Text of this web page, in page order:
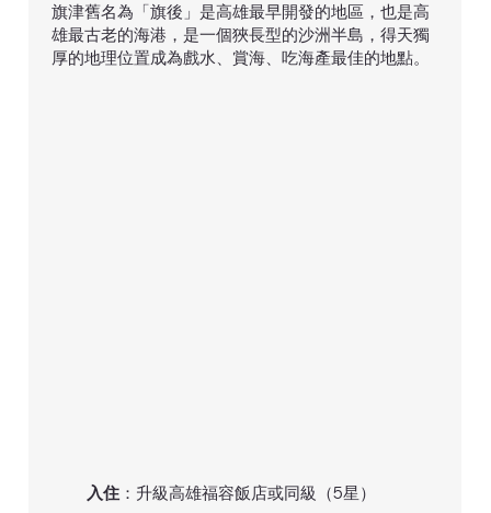
入住：升級高雄福容飯店或同級（5星）
旗津舊名為「旗後」是高雄最早開發的地區，也是高
雄最古老的海港，是一個狹長型的沙洲半島，得天獨
厚的地理位置成為戲水、賞海、吃海產最佳的地點。